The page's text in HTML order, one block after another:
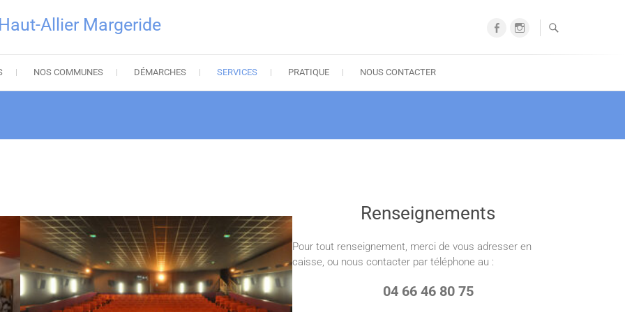
Allier Margeride FacebookInstagram
NOS COMMUNES DÉMARCHES SERVICES PRATIQUE NOUS CONTACTER
Renseignements
Pour tout renseignement, merci de vous adresser en
caisse, ou nous contacter par téléphone au :
04 66 46 80 75